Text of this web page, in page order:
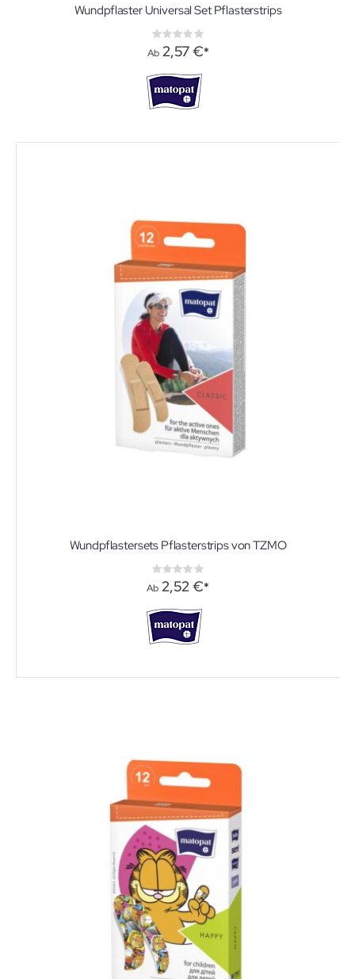
Wundpflaster Universal Set Pflasterstrips
Rating:
0%
Ab 2,57 €
Wundpflastersets Pflasterstrips von TZMO
Rating:
0%
Ab 2,52 €